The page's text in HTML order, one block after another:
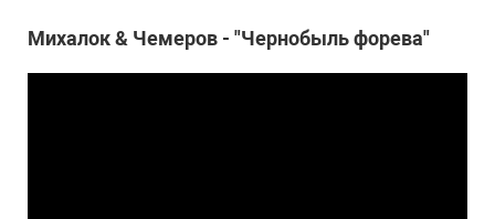
Михалок & Чемеров - "Чернобыль форева"